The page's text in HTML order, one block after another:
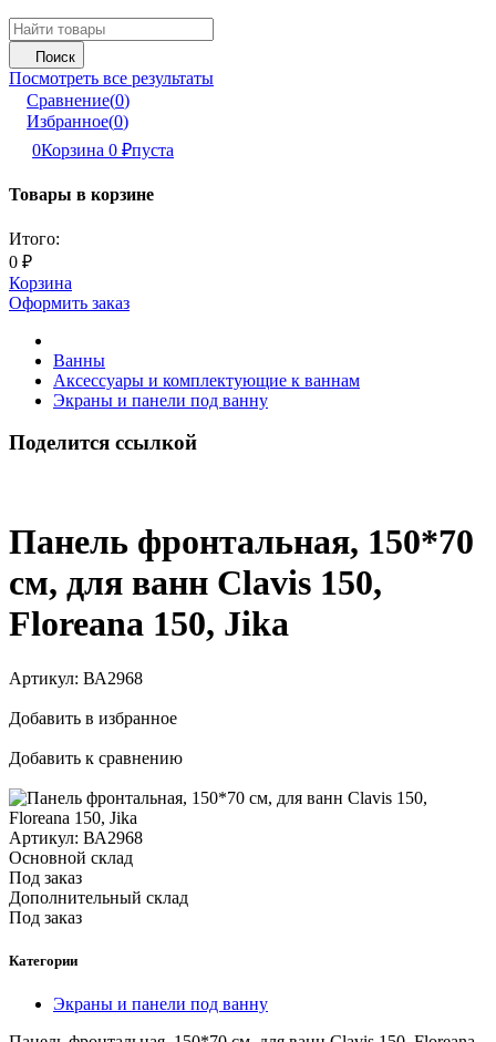
Поиск
Посмотреть все результаты
Сравнение(0)
Избранное(0)
0Корзина 0 ₽пуста
Товары в корзине
Итого:
0 ₽
Корзина
Оформить заказ
Ванны
Аксессуары и комплектующие к ваннам
Экраны и панели под ванну
Поделится ссылкой
Панель фронтальная, 150*70
cм, для ванн Clavis 150,
Floreana 150, Jika
Артикул: ВА2968
Добавить в избранное
Добавить к сравнению
Артикул: ВА2968
Основной склад
Под заказ
Дополнительный склад
Под заказ
Категории
Экраны и панели под ванну